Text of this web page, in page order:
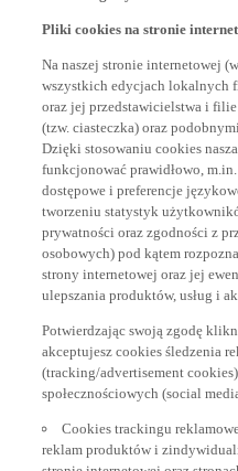
wszystkich edycjach lokalnych
oraz jej przedstawicielstwa i
(tzw. ciasteczka) oraz
Dzięki stosowaniu cookies
funkcjonować prawidłowo,
dostępowe i preferencje
tworzeniu statystyk
prywatności oraz zgodności z
osobowych) pod kątem
strony internetowej oraz jej
ulepszania produktów, usług i
akceptujesz cookies śledzenia
(tracking/advertisement cookies)
społecznościowych (social
reklam produktów i
stronie internetowej oraz